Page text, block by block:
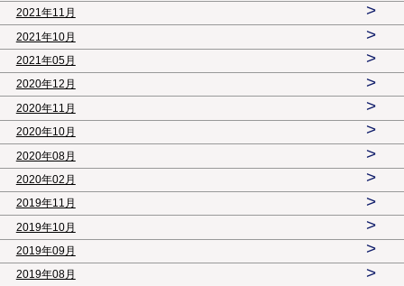
2021年11月 >
2021年10月 >
2021年05月 >
2020年12月 >
2020年11月 >
2020年10月 >
2020年08月 >
2020年02月 >
2019年11月 >
2019年10月 >
2019年09月 >
2019年08月 >